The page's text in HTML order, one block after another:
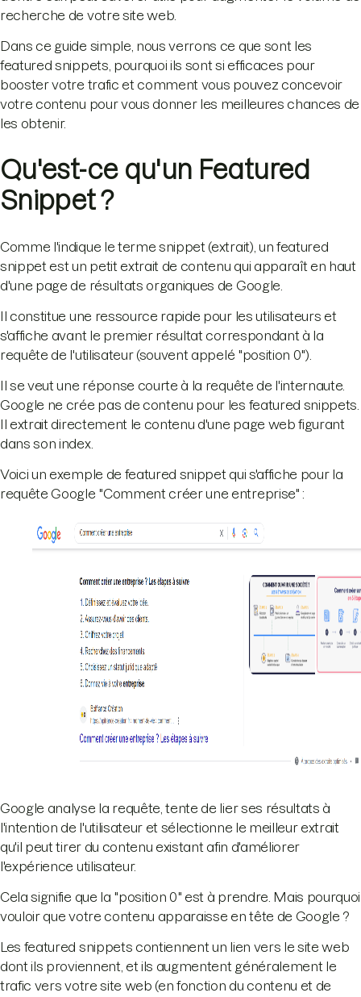
recherche de votre site web.
Dans ce guide simple, nous verrons ce que sont les
featured snippets, pourquoi ils sont si efficaces pour
booster votre trafic et comment vous pouvez concevoir
votre contenu pour vous donner les meilleures chances de
les obtenir.
Qu'est-ce qu'un Featured
Snippet ?
Comme l'indique le terme snippet (extrait), un featured
snippet est un petit extrait de contenu qui apparaît en haut
d'une page de résultats organiques de Google.
Il constitue une ressource rapide pour les utilisateurs et
s'affiche avant le premier résultat correspondant à la
requête de l'utilisateur (souvent appelé "position 0").
Il se veut une réponse courte à la requête de l'internaute.
Google ne crée pas de contenu pour les featured snippets.
Il extrait directement le contenu d'une page web figurant
dans son index.
Voici un exemple de featured snippet qui s'affiche pour la
requête Google "Comment créer une entreprise" :
Google analyse la requête, tente de lier ses résultats à
l'intention de l'utilisateur et sélectionne le meilleur extrait
qu'il peut tirer du contenu existant afin d'améliorer
l'expérience utilisateur.
Cela signifie que la "position 0" est à prendre. Mais pourquoi
vouloir que votre contenu apparaisse en tête de Google ?
Les featured snippets contiennent un lien vers le site web
dont ils proviennent, et ils augmentent généralement le
trafic vers votre site web (en fonction du contenu et de